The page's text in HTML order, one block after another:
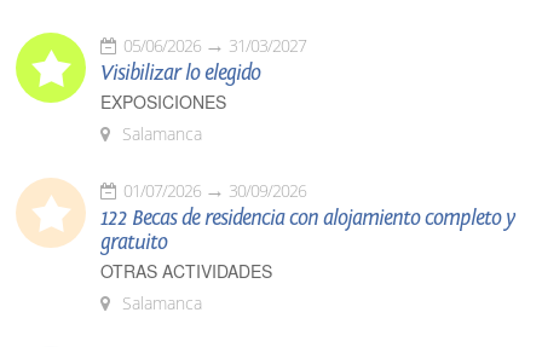
05/06/2026 31/03/2027
Visibilizar lo elegido
EXPOSICIONES
Salamanca
01/07/2026 30/09/2026
122 Becas de residencia con alojamiento completo y
gratuito
OTRAS ACTIVIDADES
Salamanca